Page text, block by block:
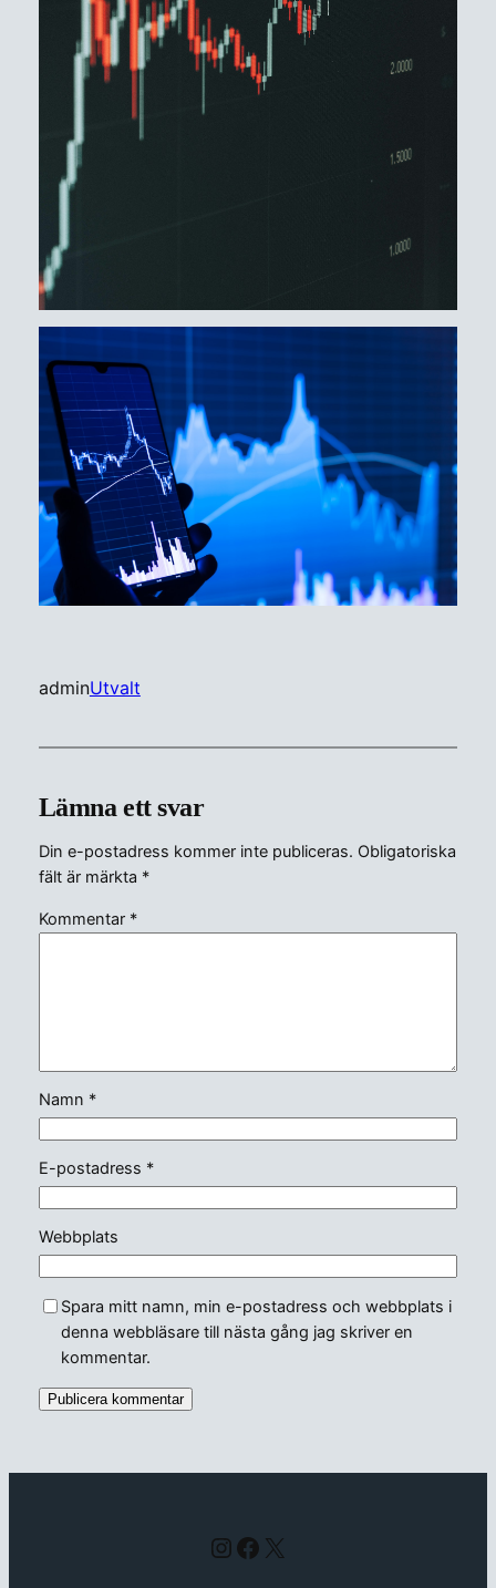
adminUtvalt
Lämna ett svar
Din e-postadress kommer inte publiceras. Obligatoriska
fält är märkta *
Kommentar *
Namn *
E-postadress *
Webbplats
Spara mitt namn, min e-postadress och webbplats i
denna webbläsare till nästa gång jag skriver en
kommentar.
Instagram
Facebook
X